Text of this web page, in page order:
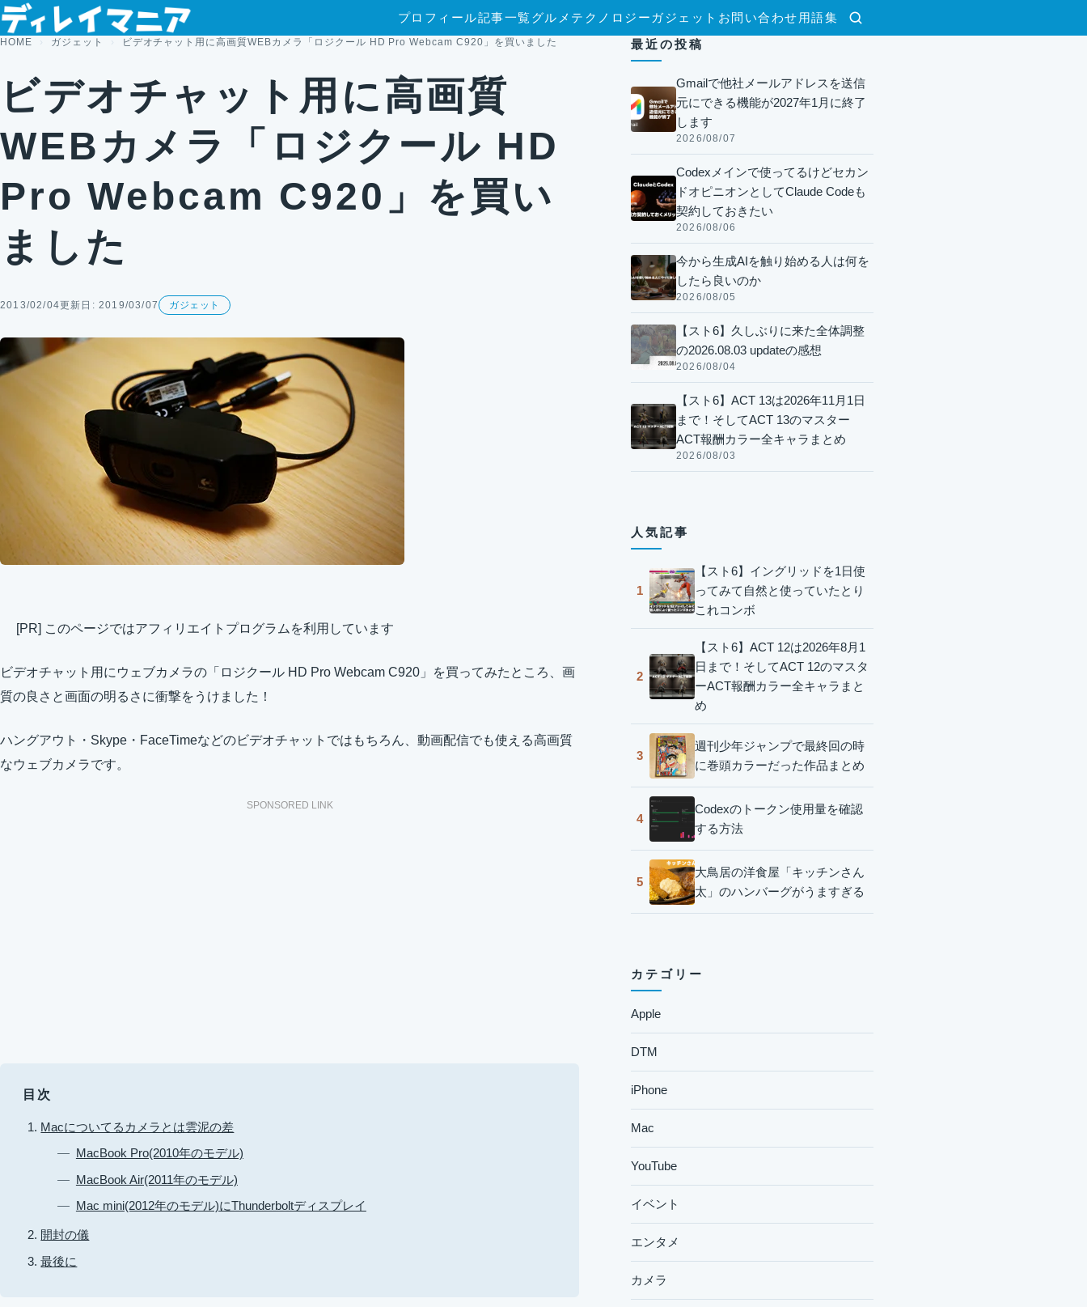
コンテンツへスキップ
検索
プロフィール記事一覧グルメ テクノロジー ガジェット お問い合わせ 用語集
HOME ガジェット ビデオチャット用に高画質WEBカメラ「ロジクール HD Pro Webcam C920」を買いました
ビデオチャット用に高画質
WEBカメラ「ロジクール HD
Pro Webcam C920」を買い
ました
2013/02/04更新日: 2019/03/07 ガジェット
[PR] このページではアフィリエイトプログラムを利用しています
ビデオチャット用にウェブカメラの「ロジクール HD Pro Webcam C920」を買ってみたところ、画
質の良さと画面の明るさに衝撃をうけました！
ハングアウト・Skype・FaceTimeなどのビデオチャットではもちろん、動画配信でも使える高画質
なウェブカメラです。
SPONSORED LINK
目次
Macについてるカメラとは雲泥の差
MacBook Pro(2010年のモデル)
MacBook Air(2011年のモデル)
Mac mini(2012年のモデル)にThunderboltディスプレイ
開封の儀
最後に
最近の投稿
Gmailで他社メールアドレスを送信
元にできる機能が2027年1月に終了
します
2026/08/07
Codexメインで使ってるけどセカン
ドオピニオンとしてClaude Codeも
契約しておきたい
2026/08/06
今から生成AIを触り始める人は何を
したら良いのか
2026/08/05
【スト6】久しぶりに来た全体調整
の2026.08.03 updateの感想
2026/08/04
【スト6】ACT 13は2026年11月1日
まで！そしてACT 13のマスター
ACT報酬カラー全キャラまとめ
2026/08/03
人気記事
1
【スト6】イングリッドを1日使
ってみて自然と使っていたとり
これコンボ
2
【スト6】ACT 12は2026年8月1
日まで！そしてACT 12のマスタ
ーACT報酬カラー全キャラまと
め
3
週刊少年ジャンプで最終回の時
に巻頭カラーだった作品まとめ
4
Codexのトークン使用量を確認
する方法
5
大鳥居の洋食屋「キッチンさん
太」のハンバーグがうますぎる
カテゴリー
Apple
DTM
iPhone
Mac
YouTube
イベント
エンタメ
カメラ